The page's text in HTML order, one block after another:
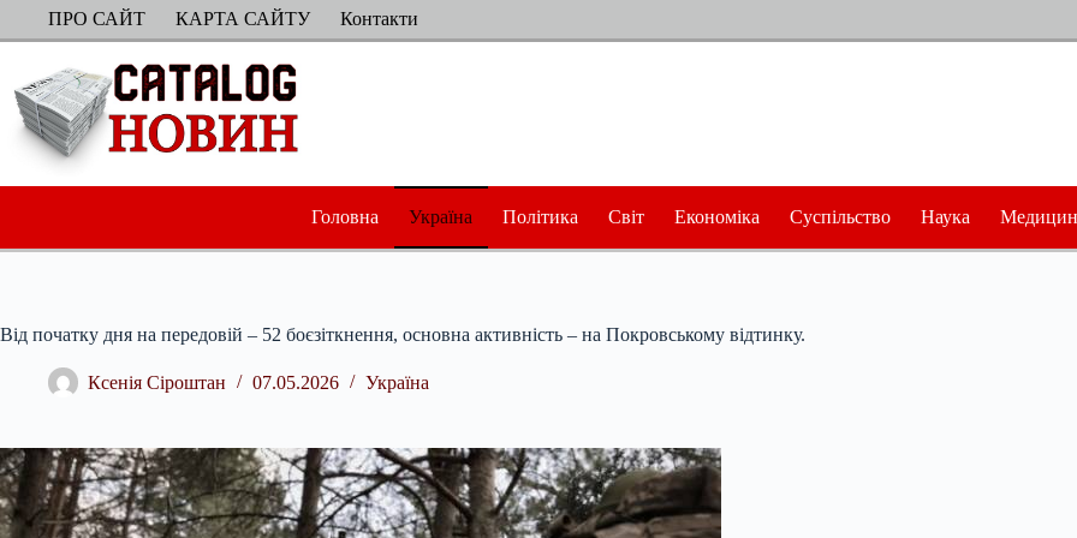
ПерейтиПРО САЙТ КАРТА САЙТУ Контакти
Головна Україна Політика Світ Економіка Суспільство Наука
Від початку дня на передовій – 52 боєзіткнення, основна активність – на Покровському відтинку.
Ксенія Сіроштан 07.05.2026 Україна